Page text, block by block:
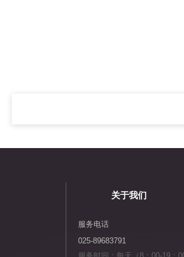
关于我们
服务电话
025-89683791